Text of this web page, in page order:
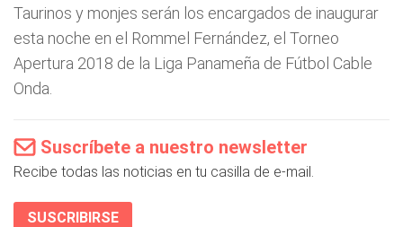
Taurinos y monjes serán los encargados de inaugurar
esta noche en el Rommel Fernández, el Torneo
Apertura 2018 de la Liga Panameña de Fútbol Cable
Onda.
Suscríbete a nuestro newsletter
Recibe todas las noticias en tu casilla de e-mail.
SUSCRIBIRSE